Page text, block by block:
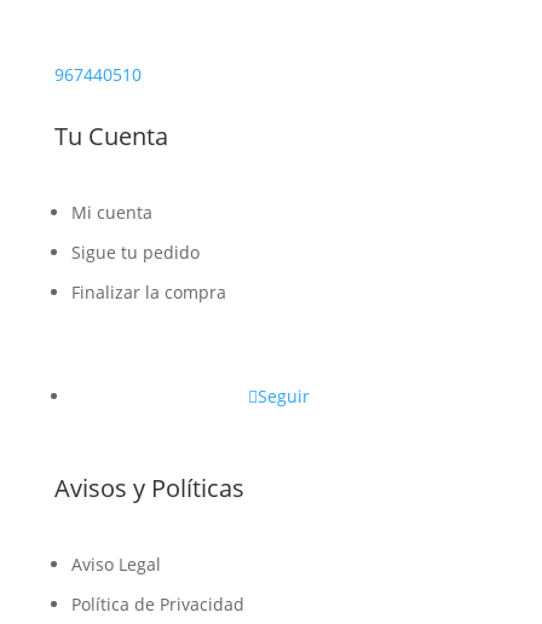
967440510
Tu Cuenta
Mi cuenta
Sigue tu pedido
Finalizar la compra
Seguir
Avisos y Políticas
Aviso Legal
Política de Privacidad